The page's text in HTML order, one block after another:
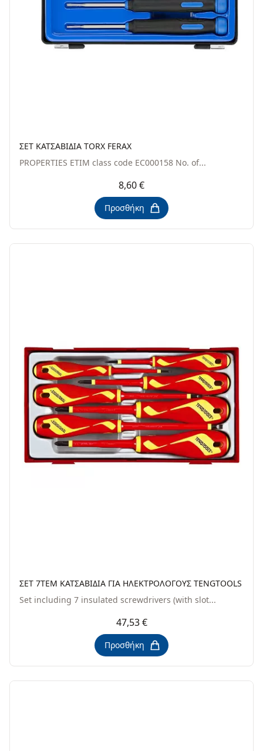
ΣΕΤ ΚΑΤΣΑΒΙΔΙΑ ΤΟRΧ FERAX
PROPERTIES ETIM class code EC000158 No. of...
8,60 €
Προσθήκη
ΣΕΤ 7ΤΕΜ ΚΑΤΣΑΒΙΔΙΑ ΓΙΑ ΗΛΕΚΤΡΟΛΟΓΟΥΣ TENGTOOLS
Set including 7 insulated screwdrivers (with slot...
47,53 €
Προσθήκη